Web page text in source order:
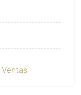
Ventas